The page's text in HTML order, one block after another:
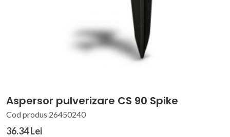
Aspersor pulverizare CS 90 Spike
Cod produs 26450240
36.34 Lei